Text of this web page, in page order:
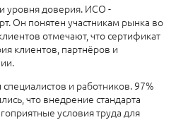
уровня доверия. ИСО -
Он понятен участникам рынка во
отмечают, что сертификат
клиентов, партнёров и
и работников. 97%
что внедрение стандарта
условия труда для